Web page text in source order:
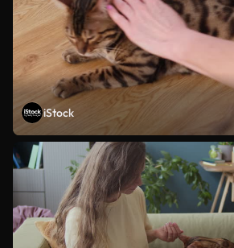
iStock